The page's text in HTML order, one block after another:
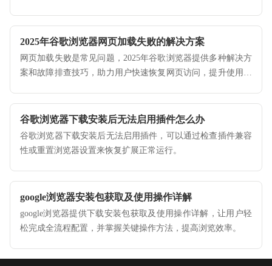
2025年谷歌浏览器网页加载失败的解决方案
网页加载失败是常见问题，2025年谷歌浏览器提供多种解决方
案和故障排查技巧，助力用户快速恢复网页访问，提升使用体
谷歌浏览器下载安装后无法启用插件怎么办
谷歌浏览器下载安装后无法启用插件，可以通过检查插件兼容
性或重置浏览器设置来恢复扩展正常运行。
google浏览器安装包获取及使用操作详解
google浏览器提供下载安装包获取及使用操作详解，让用户轻
松完成全流程配置，并掌握关键操作方法，提高浏览效率。